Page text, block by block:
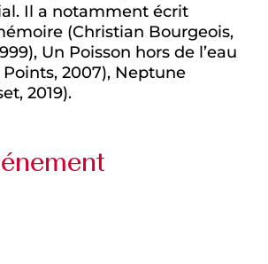
Il a notamment écrit
(Christian Bourgeois,
Un Poisson hors de l’eau
Points, 2007), Neptune
2019).